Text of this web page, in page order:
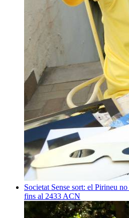
Societat Sense sort: el Pirineu
fins al 2433 ACN